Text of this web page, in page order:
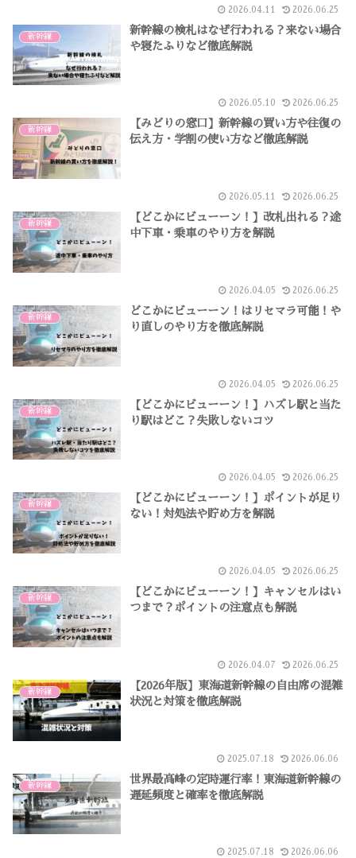
2026.04.11 2026.06.25
新幹線
新幹線の検札はなぜ行われる？来ない場合
や寝たふりなど徹底解説
2026.05.10 2026.06.25
新幹線
【みどりの窓口】新幹線の買い方や往復の
伝え方・学割の使い方など徹底解説
2026.05.11 2026.06.25
新幹線
【どこかにビューーン！】改札出れる？途
中下車・乗車のやり方を解説
2026.04.05 2026.06.25
新幹線
どこかにビューーン！はリセマラ可能！や
り直しのやり方を徹底解説
2026.04.05 2026.06.25
新幹線
【どこかにビューーン！】ハズレ駅と当た
り駅はどこ？失敗しないコツ
2026.04.05 2026.06.25
新幹線
【どこかにビューーン！】ポイントが足り
ない！対処法や貯め方を解説
2026.04.05 2026.06.25
新幹線
【どこかにビューーン！】キャンセルはい
つまで？ポイントの注意点も解説
2026.04.07 2026.06.25
新幹線
【2026年版】東海道新幹線の自由席の混雑
状況と対策を徹底解説
2025.07.18 2026.06.06
新幹線
世界最高峰の定時運行率！東海道新幹線の
遅延頻度と確率を徹底解説
2025.07.18 2026.06.06